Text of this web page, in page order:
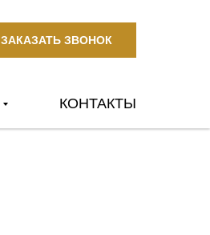
ЗАКАЗАТЬ ЗВОНОК
КОНТАКТЫ